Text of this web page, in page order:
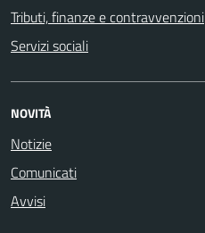
Tributi, finanze e contravvenzioni
Servizi sociali
NOVITÀ
Notizie
Comunicati
Avvisi